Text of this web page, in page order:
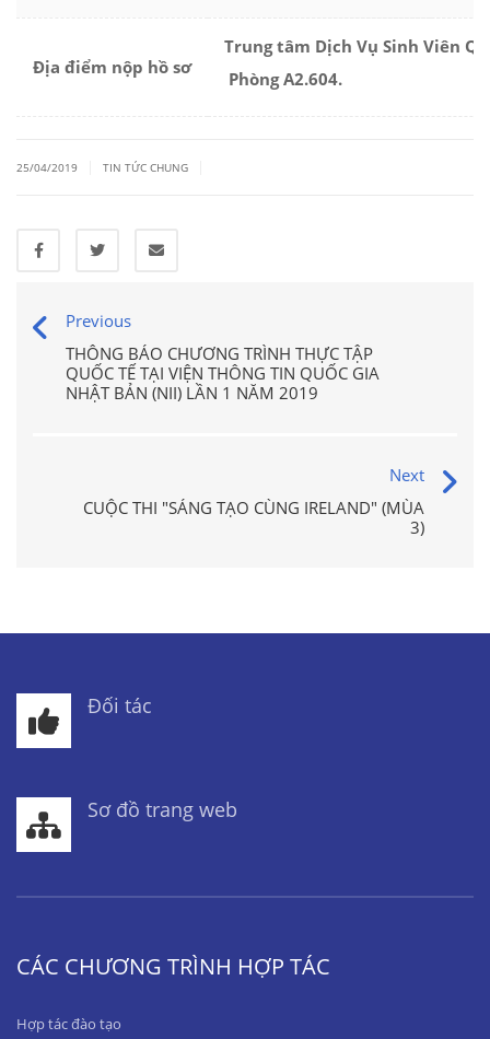
Địa điểm nộp hồ sơ
Trung tâm Dịch Vụ Sinh Viên
Phòng A2.604.
25/04/2019 TIN TỨC CHUNG
Previous
THÔNG BÁO CHƯƠNG TRÌNH THỰC TẬP
QUỐC TẾ TẠI VIỆN THÔNG TIN QUỐC GIA
NHẬT BẢN (NII) LẦN 1 NĂM 2019
Next
CUỘC THI "SÁNG TẠO CÙNG IRELAND" (MÙA
3)
Đối tác
Sơ đồ trang web
CÁC CHƯƠNG TRÌNH HỢP TÁC
Hợp tác đào tạo